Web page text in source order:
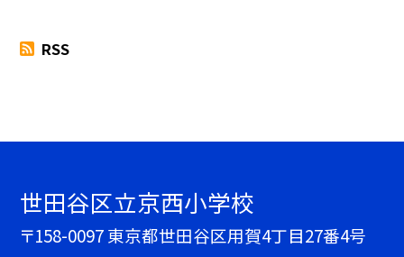
RSS
世田谷区立京西小学校
〒158-0097 東京都世田谷区用賀4丁目27番4号